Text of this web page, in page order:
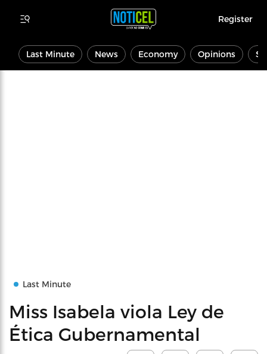
Register
Last Minute News Economy Opinions
Last Minute
Miss Isabela viola Ley de
Ética Gubernamental